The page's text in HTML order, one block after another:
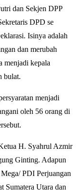
dan Sekjen DPP
DPD se
Isinya adalah
dan merubah
menjadi kepala
bulat.
menjadi
oleh 56 orang di
H. Syahrul Azmir
Ginting. Adapun
PDI Perjuangan
Sumatera Utara dan